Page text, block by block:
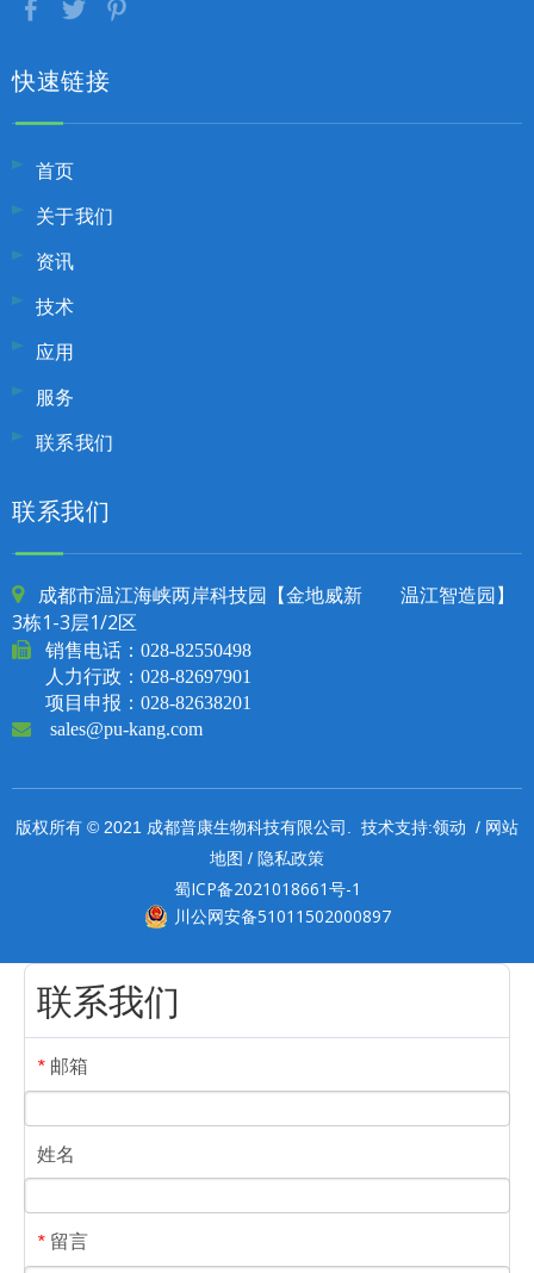
快速链接
首页
关于我们
资讯
技术
应用
服务
联系我们
联系我们

成都市温江海峡两岸科技园【金地威新 温江智造园】
3栋1-3层1/2区
 销售电话： 028-82550498
人力行政：028-82697901
项目申报：028-82638201
 sales@pu-kang.com
版权所有 © 2021 成都普康生物科技有限公司. 技术支持:领动 / 网站
地图 / 隐私政策
蜀ICP备2021018661号-1
川公网安备51011502000897
联系我们
* 邮箱
姓名
* 留言